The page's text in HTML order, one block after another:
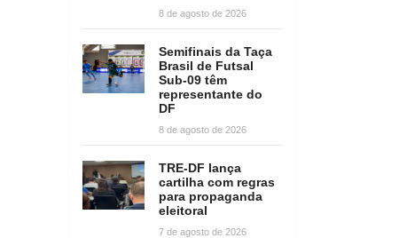
8 de agosto de 2026
Semifinais da Taça
Brasil de Futsal
Sub-09 têm
representante do
DF
8 de agosto de 2026
TRE-DF lança
cartilha com regras
para propaganda
eleitoral
7 de agosto de 2026